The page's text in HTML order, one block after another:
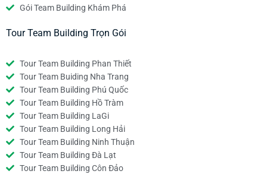
Gói Team Building Khám Phá
Tour Team Building Trọn Gói
Tour Team Building Phan Thiết
Tour Team Buiding Nha Trang
Tour Team Building Phú Quốc
Tour Team Building Hồ Tràm
Tour Team Building LaGi
Tour Team Building Long Hải
Tour Team Building Ninh Thuận
Tour Team Building Đà Lạt
Tour Team Building Côn Đảo